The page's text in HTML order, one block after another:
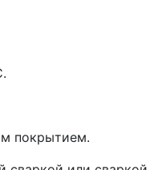
покрытием.